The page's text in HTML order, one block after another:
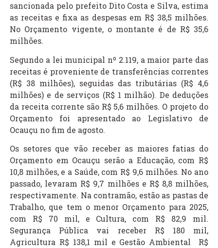
sancionada pelo prefeito Dito Costa e Silva, estima
as receitas e fixa as despesas em R$ 38,5 milhões.
No Orçamento vigente, o montante é de R$ 35,6
milhões.
Segundo a lei municipal nº 2.119, a maior parte das
receitas é proveniente de transferências correntes
(R$ 38 milhões), seguidas das tributárias (R$ 4,6
milhões) e de serviços (R$ 1 milhão). De deduções
da receita corrente são R$ 5,6 milhões. O projeto do
Orçamento foi apresentado ao Legislativo de
Ocauçu no fim de agosto.
Os setores que vão receber as maiores fatias do
Orçamento em Ocauçu serão a Educação, com R$
10,8 milhões, e a Saúde, com R$ 9,6 milhões. No ano
passado, levaram R$ 9,7 milhões e R$ 8,8 milhões,
respectivamente. Na contramão, estão as pastas de
Trabalho, que tem o menor Orçamento para 2025,
com R$ 70 mil, e Cultura, com R$ 82,9 mil.
Segurança Pública vai receber R$ 180 mil,
Agricultura R$ 138,1 mil e Gestão Ambiental R$